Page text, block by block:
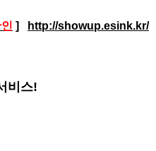
]
http://showup.esink.kr/
비스!